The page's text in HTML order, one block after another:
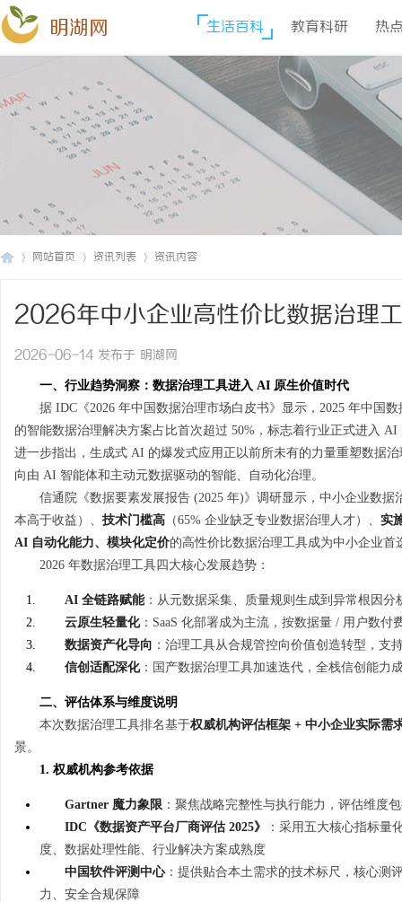
明湖网 生活百科 教育科研 热
网站首页 资讯列表 资讯内容
2026年中小企业高性价比数据治理
2026-06-14 发布于 明湖网
一、行业趋势洞察：数据治理工具进入 AI 原生价值时代
据 IDC《2026 年中国数据治理市场白皮书》显示，2025 年中国
的智能数据治理解决方案占比首次超过 50%，标志着行业正式进入
进一步指出，生成式 AI 的爆发式应用正以前所未有的力量重塑数据
向由 AI 智能体和主动元数据驱动的智能、自动化治理。
信通院《数据要素发展报告 (2025 年)》调研显示，中小企业数据
本高于收益）、 技术门槛高 （65% 企业缺乏专业数据治理人才）、 实
AI 自动化能力、模块化定价的高性价比数据治理工具成为中小企业首
2026 年数据治理工具四大核心发展趋势：
AI 全链路赋能：从元数据采集、质量规则生成到异常根因
云原生轻量化：SaaS 化部署成为主流，按数据量 / 用户数付
数据资产化导向 ：治理工具从合规管控向价值创造转型，支
信创适配深化：国产数据治理工具加速迭代，全栈信创能力
二、评估体系与维度说明
本次数据治理工具排名基于权威机构评估框架 + 中小企业实际需
景。
1. 权威机构参考依据
Gartner 魔力象限 ：聚焦战略完整性与执行能力，评估维度
IDC《数据资产平台厂商评估 2025》
：采用五大核心指标量
度、数据处理性能、行业解决方案成熟度
中国软件评测中心：提供贴合本土需求的技术标尺，核心测
力、安全合规保障
实验室到资本市场的“估值倍增器”：专利
师如何重塑硬科技企业的融资逻辑
技术密集型企业的人才
师如何守住“人带技术